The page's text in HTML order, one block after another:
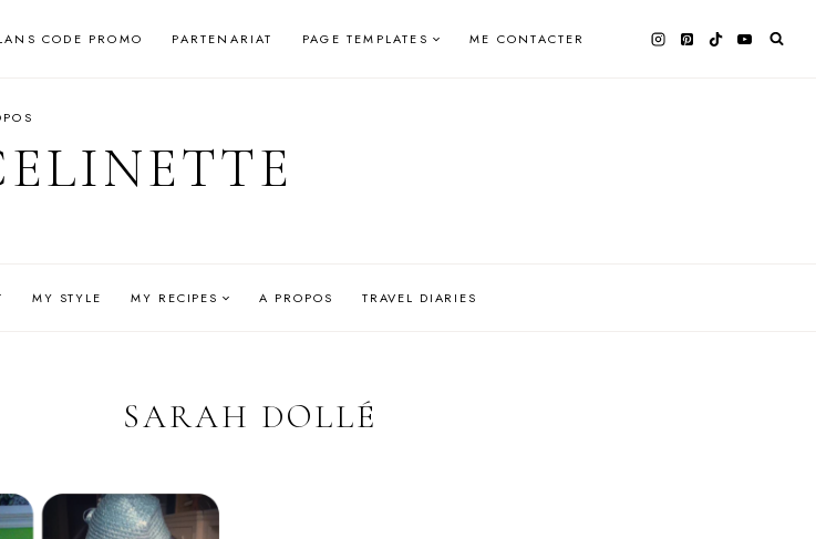
CODE PROMO PARTENARIAT PAGE TEMPLATES ME CONTACTER
MY STYLE MY RECIPES A PROPOS TRAVEL DIARIES
SARAH DOLLÉ